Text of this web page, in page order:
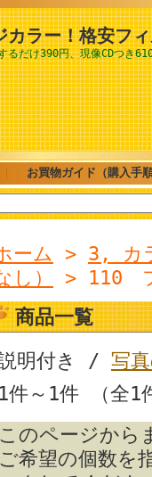
カラー！格安フ
だけ390円、現像CDつき
お買物ガイド（購入手
ーム > 3, カ
し）
> 110
商品一覧
明付き / 写
1件～1件 （全1
このページから
ご希望の個数を